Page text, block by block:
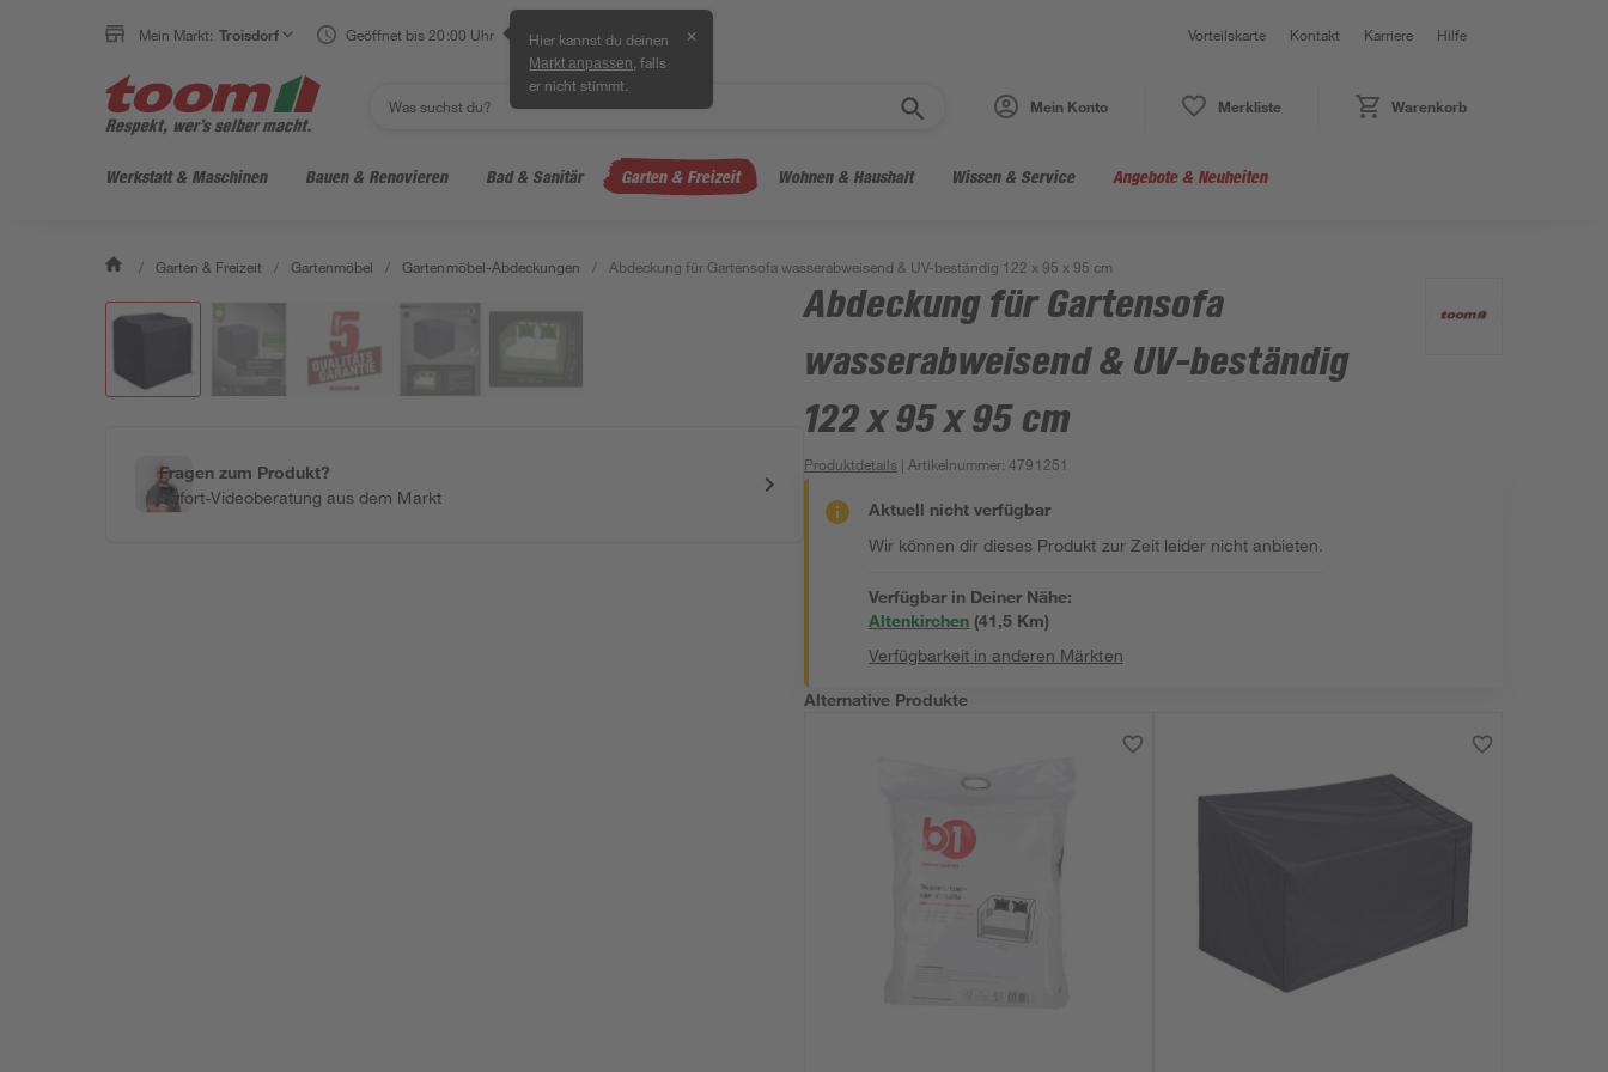
Mein Markt: Troisdorf Geöffnet bis 20:00 Uhr Hier kannst du deinen
Markt anpassen , falls
er nicht stimmt.
✕ Vorteilskarte Kontakt Karriere Hilfe
Mein Konto Merkliste Warenkorb
Werkstatt & Maschinen Bauen & Renovieren Bad & Sanitär Garten & Freizeit Wohnen & Haushalt Wissen & Service Angebote & Neuheiten
/ Garten & Freizeit / Gartenmöbel / Gartenmöbel-Abdeckungen / Abdeckung für Gartensofa wasserabweisend & UV-beständig 122 x 95 x 95 cm
Fragen zum Produkt?
Sofort-Videoberatung aus dem Markt
Abdeckung für Gartensofa
wasserabweisend & UV-beständig
122 x 95 x 95 cm
Produktdetails | Artikelnummer:4791251
Aktuell nicht verfügbar
Wir können dir dieses Produkt zur Zeit leider nicht anbieten.
Verfügbar in Deiner Nähe:
Altenkirchen (41,5 Km)
Verfügbarkeit in anderen Märkten
Alternative Produkte